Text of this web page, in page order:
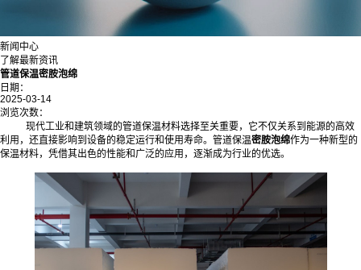
新闻中心
了解最新资讯
管道保温密胺泡绵
日期：
2025-03-14
浏览次数：
现代工业和建筑领域的管道保温材料选择至关重要，它不仅关系到能源的高效
利用，还直接影响到设备的稳定运行和使用寿命。管道保温密胺泡绵作为一种新型的
保温材料，凭借其出色的性能和广泛的应用，逐渐成为行业的优选。